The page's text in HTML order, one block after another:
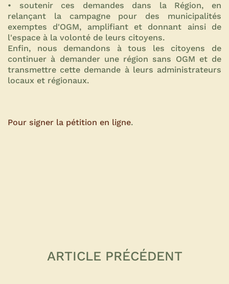
• soutenir ces demandes dans la Région, en
relançant la campagne pour des municipalités
exemptes d'OGM, amplifiant et donnant ainsi de
l'espace à la volonté de leurs citoyens.
Enfin, nous demandons à tous les citoyens de
continuer à demander une région sans OGM et de
transmettre cette demande à leurs administrateurs
locaux et régionaux.
Pour signer la pétition en ligne.
ARTICLE PRÉCÉDENT